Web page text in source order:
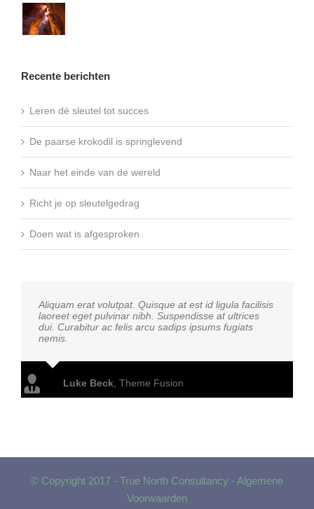
Recente berichten
Leren dé sleutel tot succes
De paarse krokodil is springlevend
Naar het einde van de wereld
Richt je op sleutelgedrag
Doen wat is afgesproken
Aliquam erat volutpat. Quisque at est id ligula facilisis
laoreet eget pulvinar nibh. Suspendisse at ultrices
dui. Curabitur ac felis arcu sadips ipsums fugiats
nemis.
Luke Beck Theme Fusion
© Copyright 2017 - True North Consultancy - Algemene
Voorwaarden